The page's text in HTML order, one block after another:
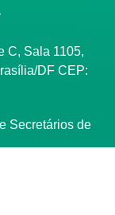
C, Sala 1105,
DF CEP:
Secretários de